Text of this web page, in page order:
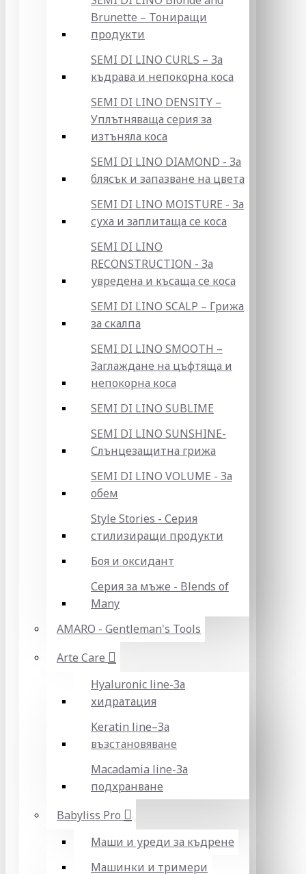
Brunette – Тониращи
продукти
SEMI DI LINO CURLS – За
къдрава и непокорна коса
SEMI DI LINO DENSITY –
Уплътняваща серия за
изтъняла коса
SEMI DI LINO DIAMOND - За
блясък и запазване на цвета
SEMI DI LINO MOISTURE - За
суха и заплитаща се коса
SEMI DI LINO
RECONSTRUCTION - За
увредена и късаща се коса
SEMI DI LINO SCALP – Грижа
за скалпа
SEMI DI LINO SMOOTH –
Заглаждане на цъфтяща и
непокорна коса
SEMI DI LINO SUBLIME
SEMI DI LINO SUNSHINE-
Слънцезащитна грижа
SEMI DI LINO VOLUME - За
обем
Style Stories - Серия
стилизиращи продукти
Боя и оксидант
Серия за мъже - Blends of
Many
AMARO - Gentleman's Tools
Arte Care
Hyaluronic line-За
хидратация
Keratin line–За
възстановяване
Macadamia line-За
подхранване
Babyliss Pro
Маши и уреди за къдрене
Машинки и тримери